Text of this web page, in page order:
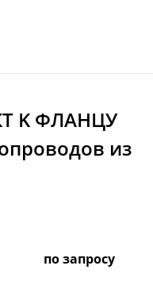
K ФЛАНЦУ
из
по запросу